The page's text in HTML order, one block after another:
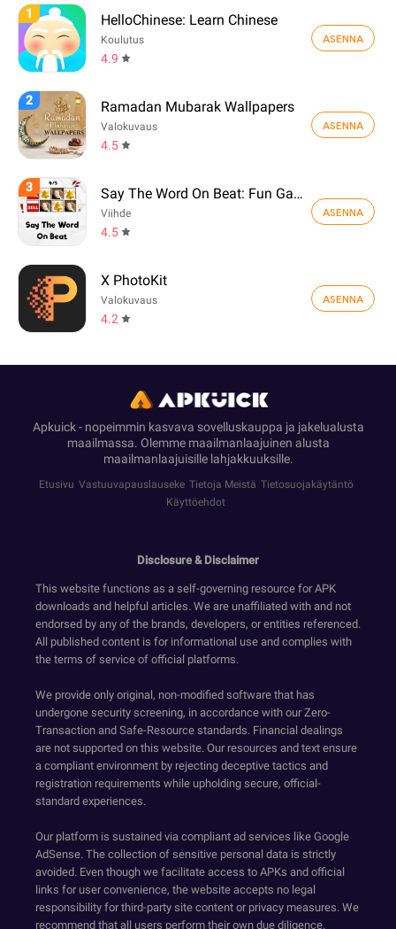
1 HelloChinese: Learn Chinese
Koulutus
4.9
ASENNA
2 Ramadan Mubarak Wallpapers
Valokuvaus
4.5
ASENNA
3 Say The Word On Beat: Fun Game
Viihde
4.5
ASENNA
X PhotoKit
Valokuvaus
4.2
ASENNA
Apkuick - nopeimmin kasvava sovelluskauppa ja jakelualusta
maailmassa. Olemme maailmanlaajuinen alusta
maailmanlaajuisille lahjakkuuksille.
Etusivu Vastuuvapauslauseke Tietoja Meistä Tietosuojakäytäntö
Käyttöehdot
Disclosure & Disclaimer
This website functions as a self-governing resource for APK
downloads and helpful articles. We are unaffiliated with and not
endorsed by any of the brands, developers, or entities referenced.
All published content is for informational use and complies with
the terms of service of official platforms.
We provide only original, non-modified software that has
undergone security screening, in accordance with our Zero-
Transaction and Safe-Resource standards. Financial dealings
are not supported on this website. Our resources and text ensure
a compliant environment by rejecting deceptive tactics and
registration requirements while upholding secure, official-
standard experiences.
Our platform is sustained via compliant ad services like Google
AdSense. The collection of sensitive personal data is strictly
avoided. Even though we facilitate access to APKs and official
links for user convenience, the website accepts no legal
responsibility for third-party site content or privacy measures. We
recommend that all users perform their own due diligence.